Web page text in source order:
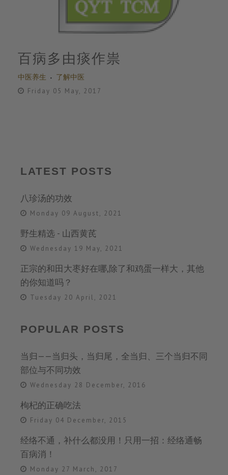
中医养生 了解中医
百病多由痰作祟
Friday 05 May, 2017
LATEST POSTS
八珍汤的功效
Monday 09 August, 2021
野生精选 - 山西黄芪
Wednesday 19 May, 2021
正宗的和田大枣好在哪,除了和鸡蛋一样大，其他
的你知道吗？
Tuesday 20 April, 2021
POPULAR POSTS
当归——当归头，当归尾，全当归、三个当归不同
部位与不同功效
Wednesday 28 December, 2016
枸杞的正确吃法
Friday 04 December, 2015
经络不通，补什么都没用！只用一招：经络通畅
百病消！
Monday 27 March, 2017